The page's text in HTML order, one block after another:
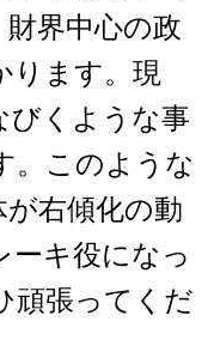
財界中心の政
ります。現
びくような事
。このような
右傾化の動
ーキ役になっ
頑張ってくだ